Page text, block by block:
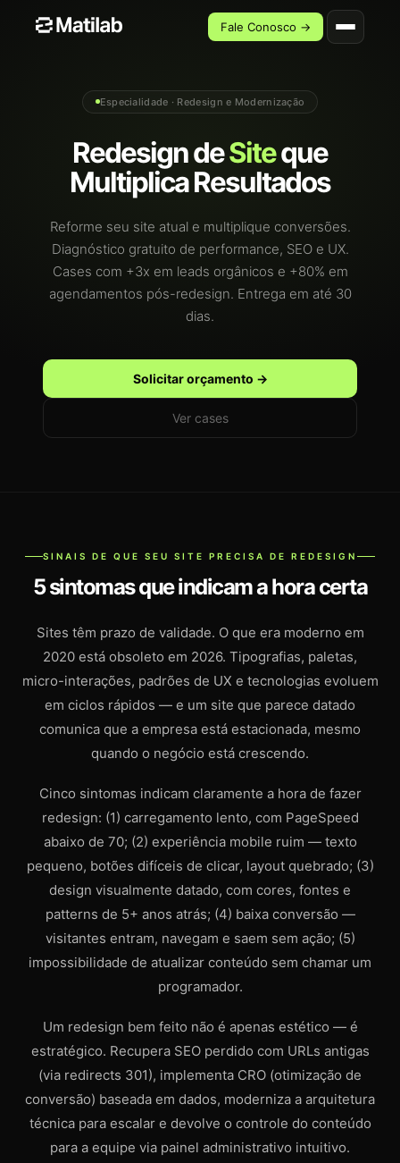
Fale Conosco →
Especialidade · Redesign e Modernização
Redesign deSiteque
Multiplica Resultados
Reforme seu site atual e multiplique conversões.
Diagnóstico gratuito de performance, SEO e UX.
Cases com +3x em leads orgânicos e +80% em
agendamentos pós-redesign. Entrega em até 30
dias.
Solicitar orçamento →
Ver cases
SINAIS DE QUE SEU SITE PRECISA DE REDESIGN
5 sintomas que indicam a hora certa
Sites têm prazo de validade. O que era moderno em
2020 está obsoleto em 2026. Tipografias, paletas,
micro-interações, padrões de UX e tecnologias evoluem
em ciclos rápidos — e um site que parece datado
comunica que a empresa está estacionada, mesmo
quando o negócio está crescendo.
Cinco sintomas indicam claramente a hora de fazer
redesign: (1) carregamento lento, com PageSpeed
abaixo de 70; (2) experiência mobile ruim — texto
pequeno, botões difíceis de clicar, layout quebrado; (3)
design visualmente datado, com cores, fontes e
patterns de 5+ anos atrás; (4) baixa conversão —
visitantes entram, navegam e saem sem ação; (5)
impossibilidade de atualizar conteúdo sem chamar um
programador.
Um redesign bem feito não é apenas estético — é
estratégico. Recupera SEO perdido com URLs antigas
(via redirects 301), implementa CRO (otimização de
conversão) baseada em dados, moderniza a arquitetura
técnica para escalar e devolve o controle do conteúdo
para a equipe via painel administrativo intuitivo.